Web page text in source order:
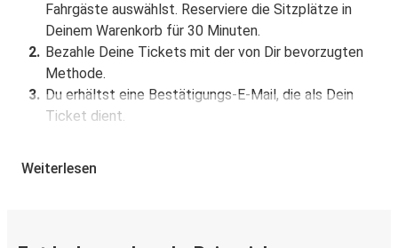
Fahrgäste auswählst. Reserviere die Sitzplätze in
Deinem Warenkorb für 30 Minuten.
Bezahle Deine Tickets mit der von Dir bevorzugten
Methode.
Du erhältst eine Bestätigungs-E-Mail, die als Dein
Ticket dient.
Buchung über die App
Weiterlesen